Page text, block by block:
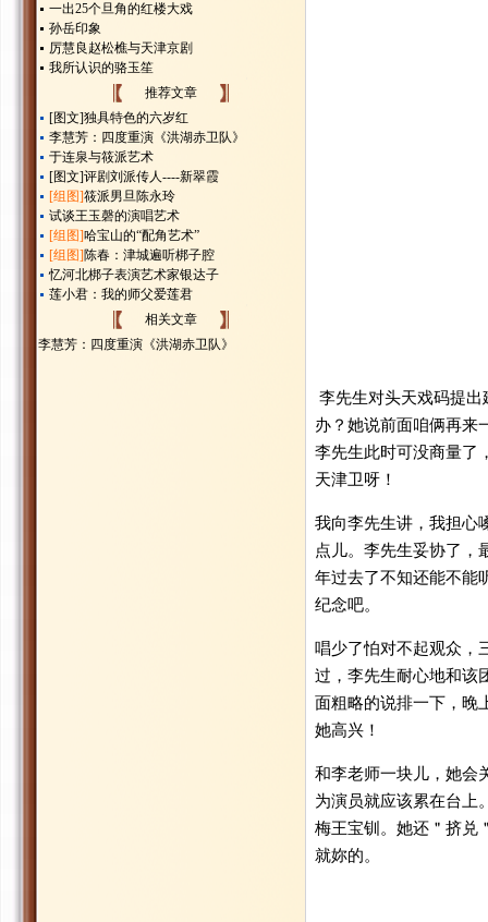
一出25个旦角的红楼大戏
孙岳印象
厉慧良赵松樵与天津京剧
我所认识的骆玉笙
推荐文章
[图文]独具特色的六岁红
李慧芳：四度重演《洪湖赤卫队》
于连泉与筱派艺术
[图文]评剧刘派传人----新翠霞
[组图]筱派男旦陈永玲
试谈王玉磬的演唱艺术
[组图]哈宝山的“配角艺术”
[组图]陈春：津城遍听梆子腔
忆河北梆子表演艺术家银达子
莲小君：我的师父爱莲君
相关文章
李慧芳：四度重演《洪湖赤卫队》
李先生对头天戏码提
办？她说前面咱俩再来
李先生此时可没商量了
天津卫呀！
我向李先生讲，我担心
点儿。李先生妥协了，
年过去了不知还能不能
纪念吧。
唱少了怕对不起观众，
过，李先生耐心地和该
面粗略的说排一下，晚
她高兴！
和李老师一块儿，她会
为演员就应该累在台上
梅王宝钏。她还＂挤兑
就妳的。